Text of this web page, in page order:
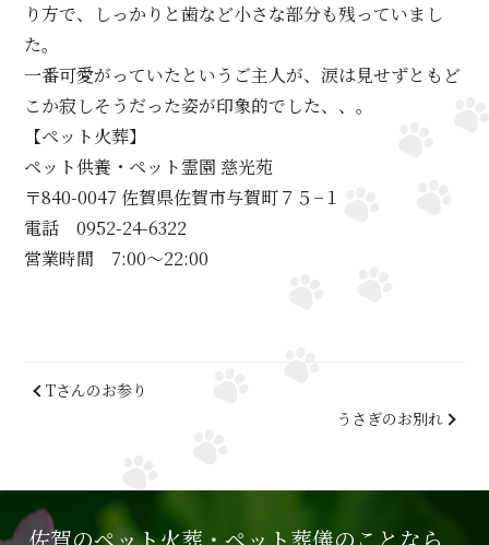
り方で、しっかりと歯など小さな部分も残っていまし
た。
一番可愛がっていたというご主人が、涙は見せずともど
こか寂しそうだった姿が印象的でした、、。
【ペット火葬】
ペット供養・ペット霊園 慈光苑
〒840-0047 佐賀県佐賀市与賀町７５−１
電話 0952-24-6322
営業時間 7:00～22:00
Tさんのお参り
うさぎのお別れ